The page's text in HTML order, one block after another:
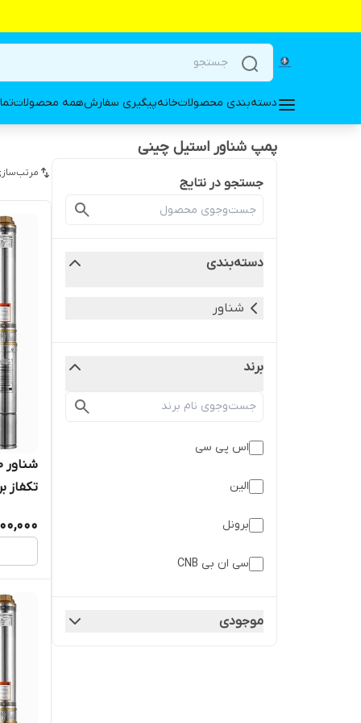
دسته‌بندی محصولاتخانهپیگیری سفارشهمه محصولات
پمپ شناور استیل چینی
جستجو در نتایج
دسته‌بندی
شناور
برند
اس پی سی
الین
برونل
سی ان بی CNB
موجودی
کابل